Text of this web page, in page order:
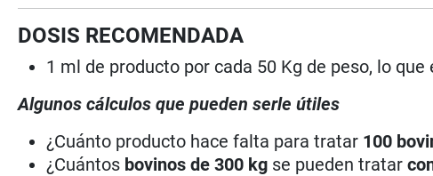
DOSIS RECOMENDADA
1 ml de producto por cada 50 Kg de peso, lo
Algunos cálculos que pueden serle útiles
¿Cuánto producto hace falta para tratar 100
¿Cuántos bovinos de 300 kg se pueden tratar